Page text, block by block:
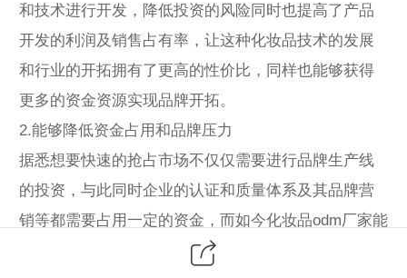
和技术进行开发，降低投资的风险同时也提高了产品
开发的利润及销售占有率，让这种化妆品技术的发展
和行业的开拓拥有了更高的性价比，同样也能够获得
更多的资金资源实现品牌开拓。
2.能够降低资金占用和品牌压力
据悉想要快速的抢占市场不仅仅需要进行品牌生产线
的投资，与此同时企业的认证和质量体系及其品牌营
销等都需要占用一定的资金，而如今化妆品odm厂家能
够实现全站式的化妆品开发和后续的服务，在这一环